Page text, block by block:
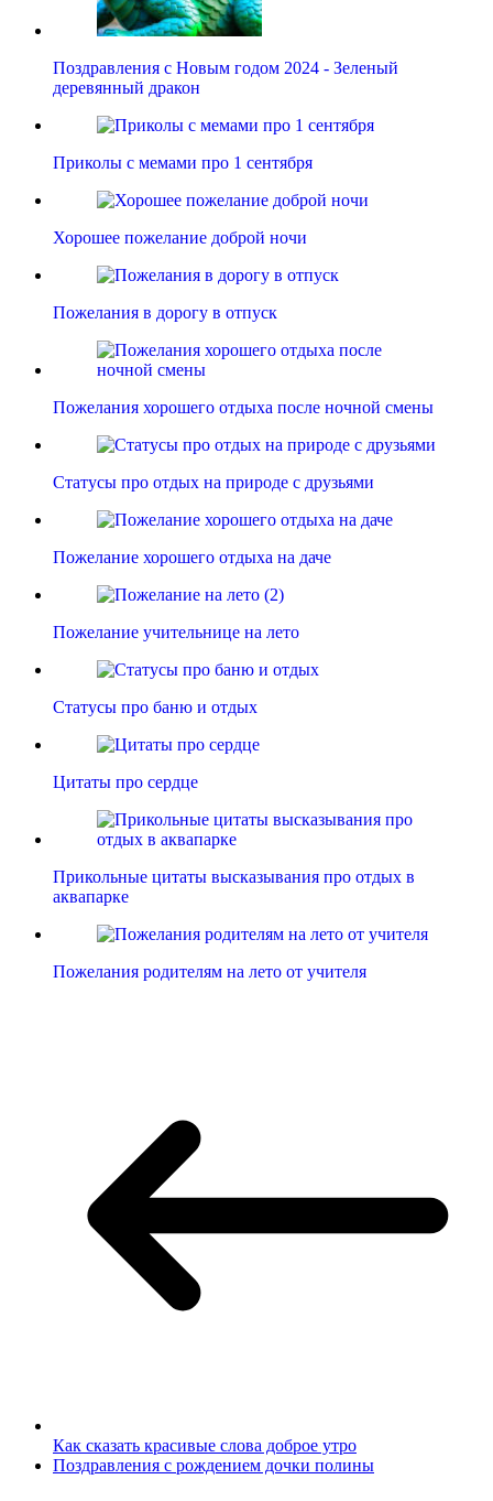
Поздравления с Новым годом 2024 - Зеленый
деревянный дракон
Приколы с мемами про 1 сентября
Хорошее пожелание доброй ночи
Пожелания в дорогу в отпуск
Пожелания хорошего отдыха после ночной смены
Статусы про отдых на природе с друзьями
Пожелание хорошего отдыха на даче
Пожелание учительнице на лето
Статусы про баню и отдых
Цитаты про сердце
Прикольные цитаты высказывания про отдых в
аквапарке
Пожелания родителям на лето от учителя
Как сказать красивые слова доброе утро
Поздравления с рождением дочки полины